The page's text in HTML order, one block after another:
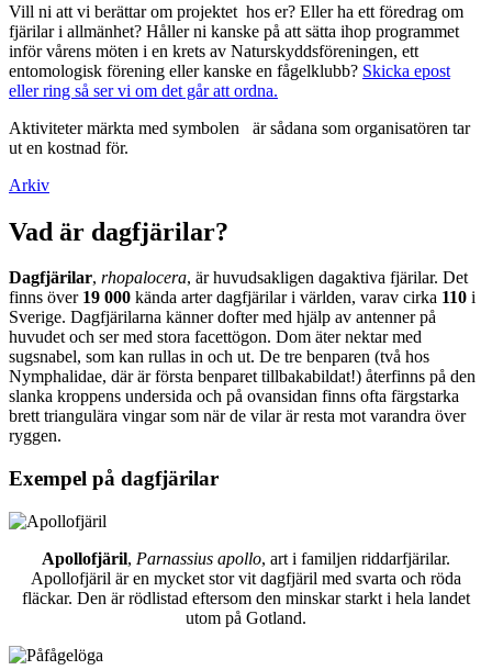
Vill ni att vi berättar om projektet hos er? Eller ha ett föredrag om
fjärilar i allmänhet? Håller ni kanske på att sätta ihop programmet
inför vårens möten i en krets av Naturskyddsföreningen, ett
entomologisk förening eller kanske en fågelklubb? Skicka epost
eller ring så ser vi om det går att ordna.
Aktiviteter märkta med symbolen
är sådana som organisatören tar
ut en kostnad för.
Arkiv
Vad är dagfjärilar?
Dagfjärilar, rhopalocera, är huvudsakligen dagaktiva fjärilar. Det
finns över 19 000 kända arter dagfjärilar i världen, varav cirka 110 i
Sverige. Dagfjärilarna känner dofter med hjälp av antenner på
huvudet och ser med stora facettögon. Dom äter nektar med
sugsnabel, som kan rullas in och ut. De tre benparen (två hos
Nymphalidae, där är första benparet tillbakabildat!) återfinns på den
slanka kroppens undersida och på ovansidan finns ofta färgstarka
brett triangulära vingar som när de vilar är resta mot varandra över
ryggen.
Exempel på dagfjärilar
Apollofjäril, Parnassius apollo, art i familjen riddarfjärilar.
Apollofjäril är en mycket stor vit dagfjäril med svarta och röda
fläckar. Den är rödlistad eftersom den minskar starkt i hela landet
utom på Gotland.